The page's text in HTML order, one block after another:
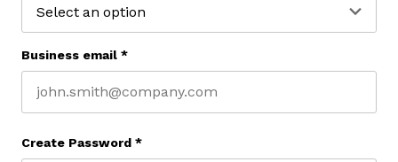
Business email *
Create Password *